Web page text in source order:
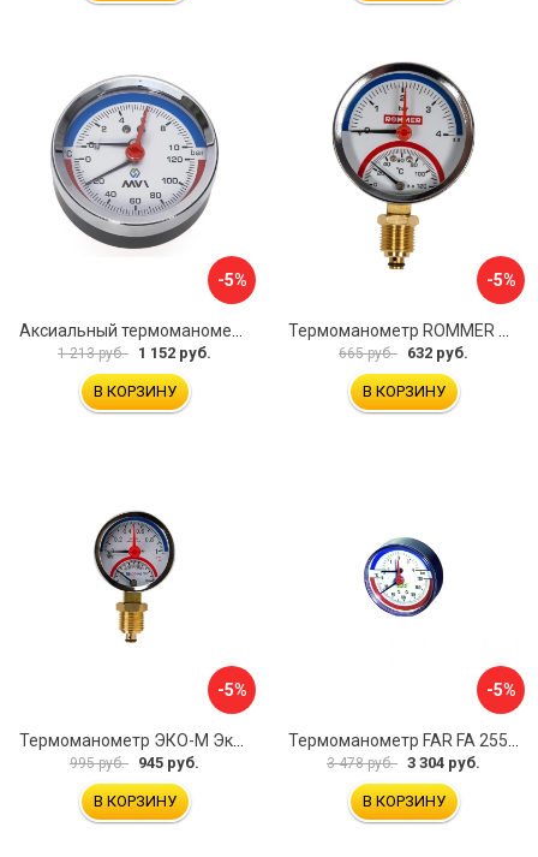
-5%
Аксиальный термоманометр MVI ATM.80.12006.04
1 213 руб. 1 152 руб.
В КОРЗИНУ
-5%
Термоманометр ROMMER RG00929SFHKMVA
665 руб. 632 руб.
В КОРЗИНУ
-5%
995 руб. 945 руб.
В КОРЗИНУ
-5%
3 478 руб. 3 304 руб.
В КОРЗИНУ